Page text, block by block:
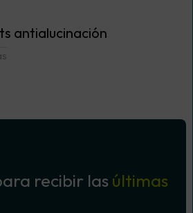
antialucinación
recibir las últimas